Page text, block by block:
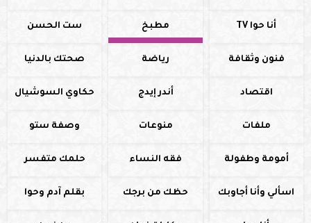
أنا حوا TV مطبخ ست الحسن
فنون وثقافة رياضة صحتك بالدنيا
اقتصاد أندر إيدج حكاوي السوشيال
ملفات منوعات وصفة ستو
أمومة وطفولة فقه النساء حلمك متفسر
اسألي وأنا أجاوبك حظك من برجك بقلم آدم وحوا